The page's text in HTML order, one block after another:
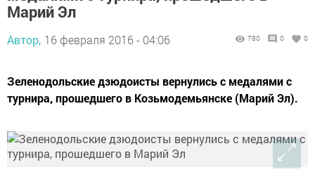
Марий Эл
Автор, 16 февраля 2016 - 04:06 780 0 0
Зеленодольские дзюдоисты вернулись с медалями с
турнира, прошедшего в Козьмодемьянске (Марий Эл).